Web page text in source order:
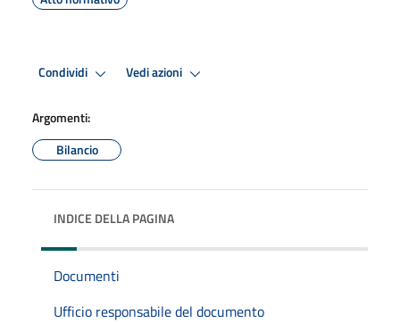
Condividi Vedi azioni
Argomenti:
Bilancio
INDICE DELLA PAGINA
Documenti
Ufficio responsabile del documento